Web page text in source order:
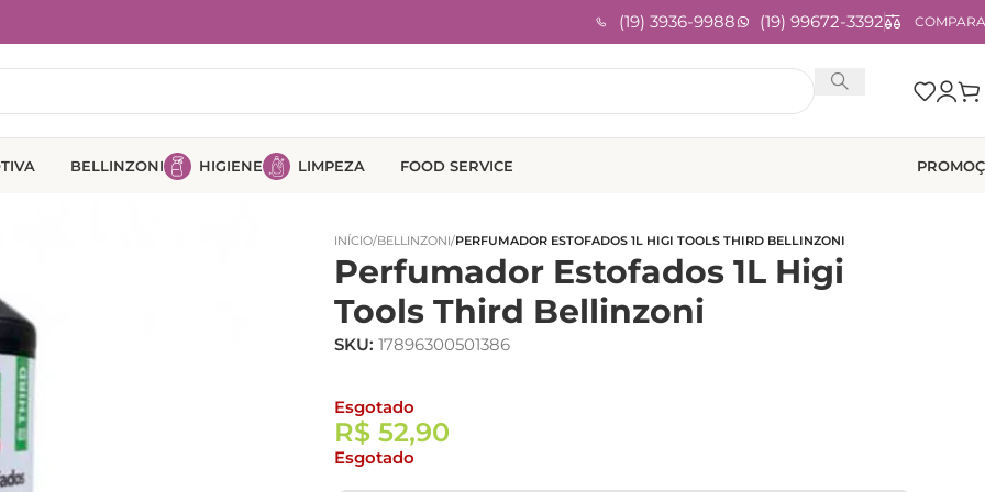
(19) 3936-9988 (19) 99672-3392
BELLINZONI HIGIENE LIMPEZA FOOD SERVICE
INÍCIO/BELLINZONI/PERFUMADOR ESTOFADOS 1L HIGI TOOLS THIRD BELLINZONI
Perfumador Estofados 1L Higi
Tools Third Bellinzoni
SKU: 17896300501386
Esgotado
R$52,90
Esgotado